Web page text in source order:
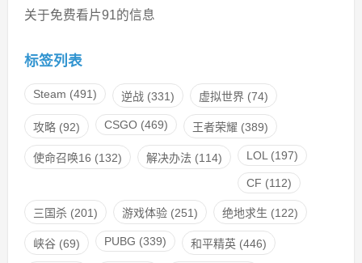
关于免费看片91的信息
标签列表
Steam (491) 逆战(331) 虚拟世界(74)
攻略(92) CSGO(469) 王者荣耀 (389)
使命召唤16 (132) 解决办法 (114) LOL(197)
CF (112)
三国杀(201) 游戏体验(251) 绝地求生 (122)
峡谷(69) PUBG (339) 和平精英(446)